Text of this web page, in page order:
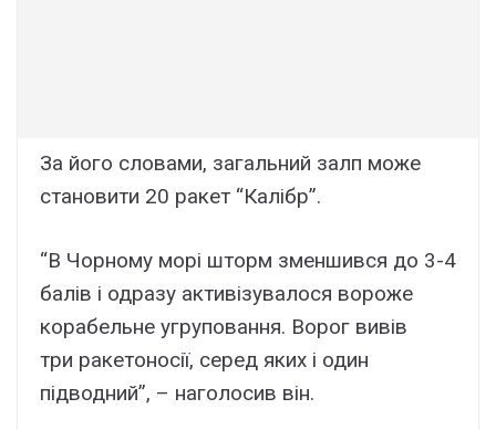
За його словами, загальний залп може
становити 20 ракет “Калібр”.
“В Чорному морі шторм зменшився до 3-4
балів і одразу активізувалося вороже
корабельне угруповання. Ворог вивів
три ракетоносії, серед яких і один
підводний”, – наголосив він.